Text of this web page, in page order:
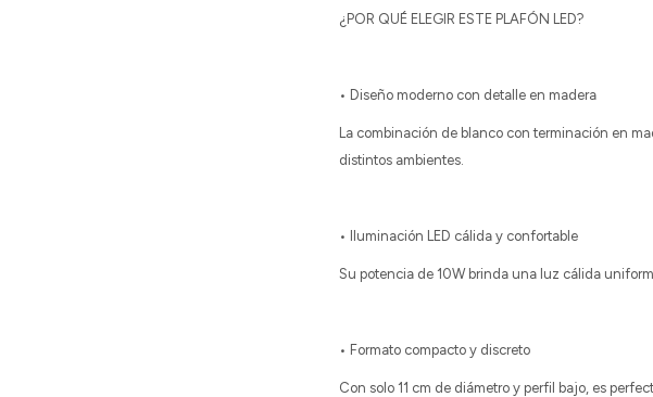
¿POR QUÉ ELEGIR ESTE PLAFÓN LED?
• Diseño moderno con detalle en madera
La combinación de blanco con terminación en
distintos ambientes.
• Iluminación LED cálida y confortable
Su potencia de 10W brinda una luz cálida
• Formato compacto y discreto
Con solo 11 cm de diámetro y perfil bajo, es